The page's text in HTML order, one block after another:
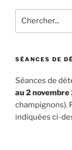
SÉANCES DE
Séances de
au 2
champignons).
indiquées ci-